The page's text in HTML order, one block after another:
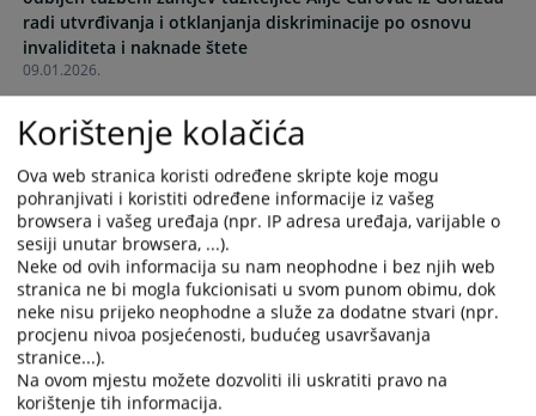
interact
with
the
calendar
and
a
date.
Press
the
question
mark
key
to
get
interact
with
calendar
and
a
date.
Press
the
question
mark
key
to
get
09.01.2026.
radi utvrđivanja i otklanjanja diskriminacije po osnovu
invaliditeta i naknade štete
30.12.2025.
45 0 P 047503 24 P od 26.12.2024. godine
21.02.2025.
Rješenjem Općinskog suda u Goraždu usvojen je tužbeni
zahtjev tužitelja "Baša" d.o.o. Ustikolina protiv tuženog
Općina Foča Ustikolina, a isto rješenje je potvrđeno od
strane Kantonalnog suda u Goraždu
Korištenje kolačića
Ova web stranica koristi određene skripte koje mogu
pohranjivati i koristiti određene informacije iz vašeg
browsera i vašeg uređaja (npr. IP adresa uređaja, varijable o
sesiji unutar browsera, ...).
Neke od ovih informacija su nam neophodne i bez njih web
stranica ne bi mogla fukcionisati u svom punom obimu, dok
neke nisu prijeko neophodne a služe za dodatne stvari (npr.
procjenu nivoa posjećenosti, budućeg usavršavanja
stranice...).
Na ovom mjestu možete dozvoliti ili uskratiti pravo na
korištenje tih informacija.